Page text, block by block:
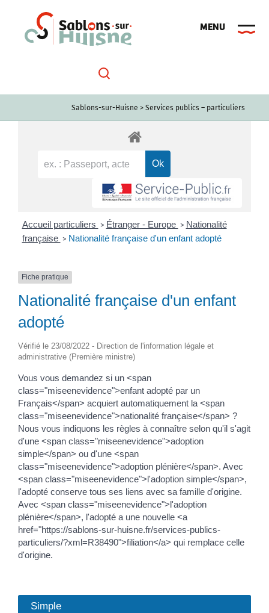
Sablons-sur-Huisne > Services publics – particuliers
Accueil particuliers > Étranger - Europe > Nationalité
française > Nationalité française d'un enfant adopté
Fiche pratique
Nationalité française d'un enfant
adopté
Vérifié le 23/08/2022 - Direction de l'information légale et
administrative (Première ministre)
Vous vous demandez si un <span
class="miseenevidence">enfant adopté par un
Français</span> acquiert automatiquement la <span
class="miseenevidence">nationalité française</span> ?
Nous vous indiquons les règles à connaître selon qu'il s'agit
d'une <span class="miseenevidence">adoption
simple</span> ou d'une <span
class="miseenevidence">adoption plénière</span>. Avec
<span class="miseenevidence">l'adoption simple</span>,
l'adopté conserve tous ses liens avec sa famille d'origine.
Avec <span class="miseenevidence">l'adoption
plénière</span>, l'adopté a une nouvelle <a
href="https://sablons-sur-huisne.fr/services-publics-
particuliers/?xml=R38490">filiation</a> qui remplace celle
d'origine.
Simple